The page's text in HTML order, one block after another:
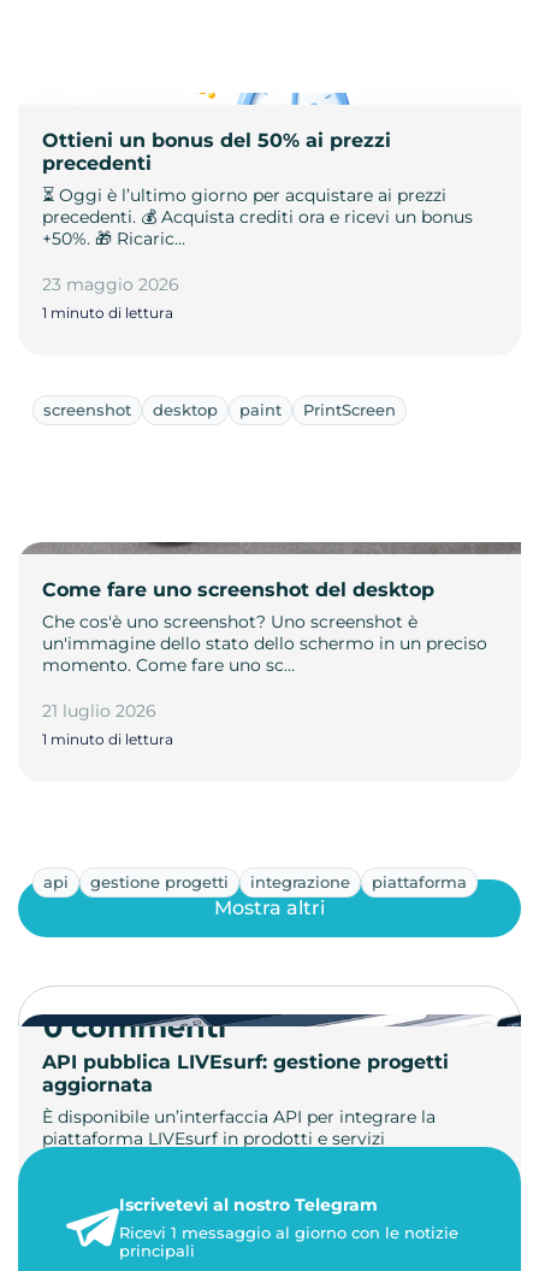
Ottieni un bonus del 50% ai prezzi
precedenti
⏳ Oggi è l’ultimo giorno per acquistare ai prezzi
precedenti. 💰 Acquista crediti ora e ricevi un bonus
+50%. 🎁 Ricaric…
23 maggio 2026
1 minuto di lettura
screenshot desktop paint PrintScreen
Come fare uno screenshot del desktop
Che cos'è uno screenshot? Uno screenshot è
un'immagine dello stato dello schermo in un preciso
momento. Come fare uno sc…
21 luglio 2026
1 minuto di lettura
api gestione progetti integrazione piattaforma
API pubblica LIVEsurf: gestione progetti
aggiornata
È disponibile un’interfaccia API per integrare la
piattaforma LIVEsurf in prodotti e servizi
23 maggio 2026
1 minuto di lettura
Mostra altri
0 commenti
Iscrivetevi al nostro Telegram
Ricevi 1 messaggio al giorno con le notizie
principali